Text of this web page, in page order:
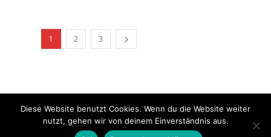
1 2 3
© 2020 - 2025 Copyright - KFZzeitung.com
Datenschutzerklärung FAQ Kontakt Impressum
Diese Website benutzt Cookies. Wenn du die Website weiter
nutzt, gehen wir von deinem Einverständnis aus.